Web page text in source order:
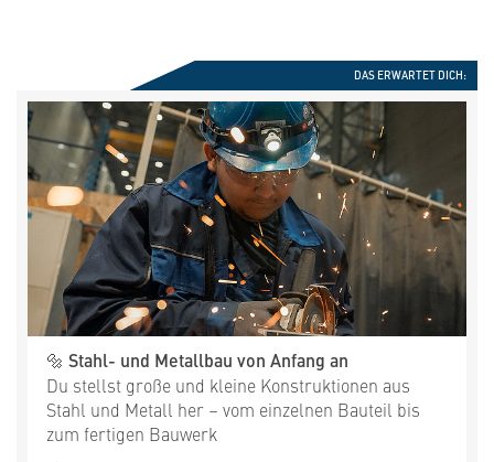
DAS ERWARTET DICH:
🔩 Stahl- und Metallbau von Anfang an
Du stellst große und kleine Konstruktionen aus
Stahl und Metall her – vom einzelnen Bauteil bis
zum fertigen Bauwerk